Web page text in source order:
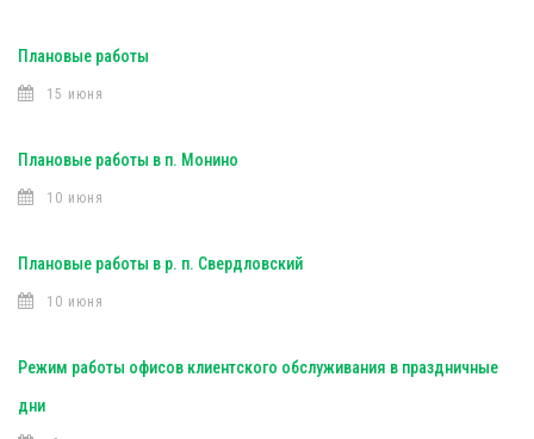
Плановые работы
15 июня
Плановые работы в п. Монино
10 июня
Плановые работы в р. п. Свердловский
10 июня
Режим работы офисов клиентского обслуживания в праздничные
дни